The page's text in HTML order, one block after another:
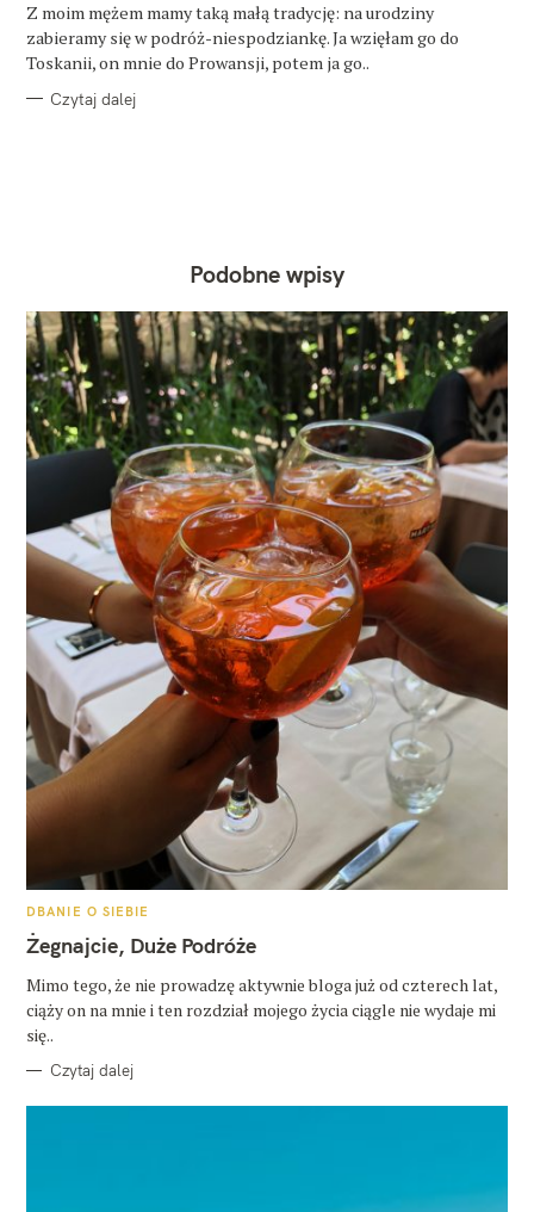
IZ moim mężem mamy taką małą tradycję: na urodziny
zabieramy się w podróż-niespodziankę. Ja wzięłam go do
Toskanii, on mnie do Prowansji, potem ja go..
Czytaj dalej
Podobne wpisy
K
T
E
O
R
I
DBANIE O SIEBIE
Żegnajcie, Duże Podróże
Mimo tego, że nie prowadzę aktywnie bloga już od czterech lat,
ciąży on na mnie i ten rozdział mojego życia ciągle nie wydaje mi
się..
Czytaj dalej